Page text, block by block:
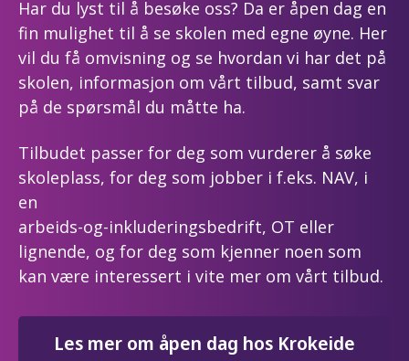
Har du lyst til å besøke oss? Da er åpen dag en
fin mulighet til å se skolen med egne øyne. Her
vil du få omvisning og se hvordan vi har det på
skolen, informasjon om vårt tilbud, samt svar
på de spørsmål du måtte ha.
Tilbudet passer for deg som vurderer å søke
skoleplass, for deg som jobber i f.eks. NAV, i
en
arbeids-og-inkluderingsbedrift, OT eller
lignende, og for deg som kjenner noen som
kan være interessert i vite mer om vårt tilbud.
Les mer om åpen dag hos Krokeide